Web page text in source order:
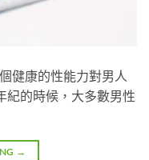
健康的性能力對男人
紀的時候，大多數男性
→